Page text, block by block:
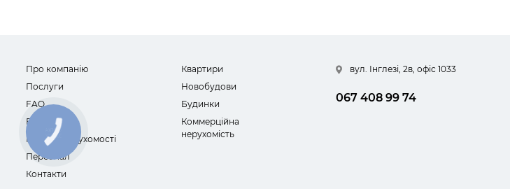
Про компанію
Послуги
FAQ
Відгуки
Новини нерухомості
Персонал
Контакти
Квартири
Новобудови
Будинки
Коммерційна
нерухомість
вул. Інглезі, 2в, офіс 1033
067 408 99 74